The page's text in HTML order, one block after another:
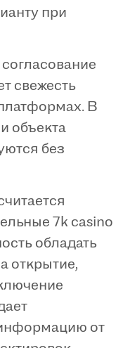
при
свежесть
В
объекта
без
7k casino
обладать
открытие,
от